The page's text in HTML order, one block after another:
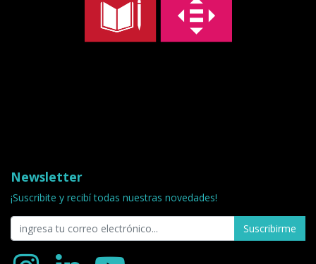
Newsletter
¡Suscribite y recibí todas nuestras novedades!
Suscribirme